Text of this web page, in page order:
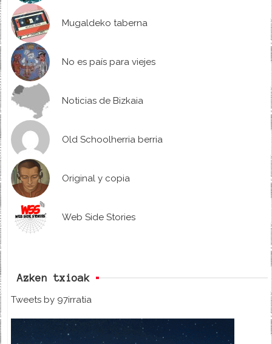
Mugaldeko taberna
No es país para viejes
Noticias de Bizkaia
Old Schoolherria berria
Original y copia
Web Side Stories
Azken txioak
Tweets by 97irratia